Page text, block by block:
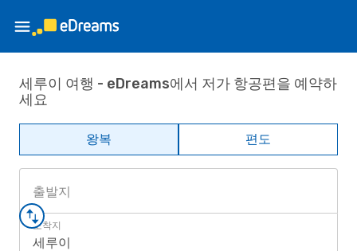
세루이 여행 - eDreams에서 저가 항공편을 예약하
세요
왕복 편도
출발지
도착지
세루이